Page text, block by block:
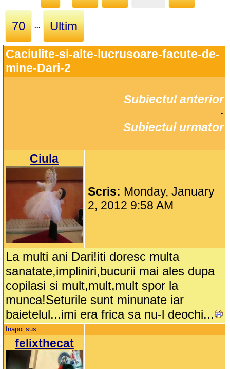
70 ... Ultim
Caciulite-si-alte-lucrusoare-facute-de-
mine-Dari-2
Subiectul anterior
Subiectul urmator
Ciula
Scris: Monday, January
2, 2012 9:58 AM
La multi ani Dari!iti doresc multa
sanatate,impliniri,bucurii mai ales dupa
copilasi si mult,mult,mult spor la
munca!Seturile sunt minunate iar
baietelul...imi era frica sa nu-l deochi...
Inapoi sus
felixthecat